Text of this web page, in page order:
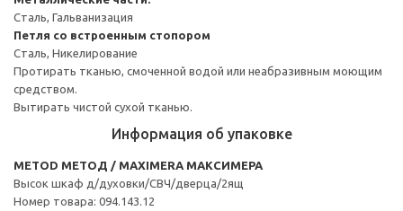
Сталь, Гальванизация
Петля со встроенным стопором
Сталь, Никелирование
Протирать тканью, смоченной водой или неабразивным моющим
средством.
Вытирать чистой сухой тканью.
Информация об упаковке
METOD МЕТОД / MAXIMERA МАКСИМЕРА
Высок шкаф д/духовки/СВЧ/дверца/2ящ
Номер товара: 094.143.12